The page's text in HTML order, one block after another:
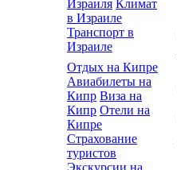
Израиля Климат
в Израиле
Транспорт в
Израиле
Отдых на Кипре
Авиабилеты на
Кипр Виза на
Кипр Отели на
Кипре
Страхование
туристов
Экскурсии на